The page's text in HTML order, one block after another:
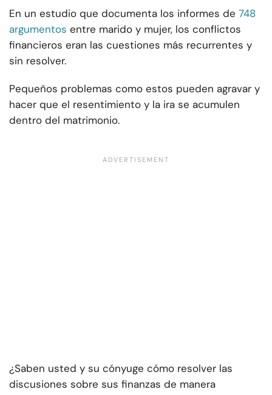
En un estudio que documenta los informes de 748
argumentos entre marido y mujer, los conflictos
financieros eran las cuestiones más recurrentes y
sin resolver.
Pequeños problemas como estos pueden agravar y
hacer que el resentimiento y la ira se acumulen
dentro del matrimonio.
¿Saben usted y su cónyuge cómo resolver las
discusiones sobre sus finanzas de manera